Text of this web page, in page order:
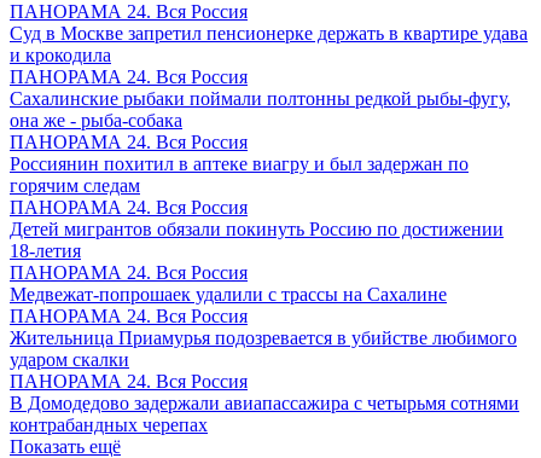
ПАНОРАМА 24. Вся Россия
Суд в Москве запретил пенсионерке держать в квартире удава
и крокодила
ПАНОРАМА 24. Вся Россия
Сахалинские рыбаки поймали полтонны редкой рыбы-фугу,
она же - рыба-собака
ПАНОРАМА 24. Вся Россия
Россиянин похитил в аптеке виагру и был задержан по
горячим следам
ПАНОРАМА 24. Вся Россия
Детей мигрантов обязали покинуть Россию по достижении
18-летия
ПАНОРАМА 24. Вся Россия
Медвежат-попрошаек удалили с трассы на Сахалине
ПАНОРАМА 24. Вся Россия
Жительница Приамурья подозревается в убийстве любимого
ударом скалки
ПАНОРАМА 24. Вся Россия
В Домодедово задержали авиапассажира с четырьмя сотнями
контрабандных черепах
Показать ещё